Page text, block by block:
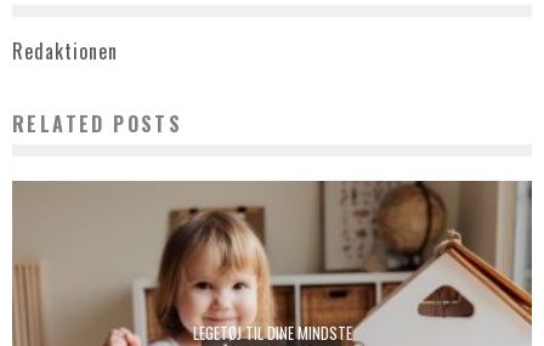
Redaktionen
RELATED POSTS
LEGETØJ TIL DINE MINDSTE